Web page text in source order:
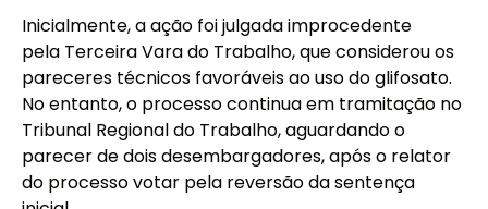
Inicialmente, a ação foi julgada improcedente
pela Terceira Vara do Trabalho, que considerou os
pareceres técnicos favoráveis ao uso do glifosato.
No entanto, o processo continua em tramitação no
Tribunal Regional do Trabalho, aguardando o
parecer de dois desembargadores, após o relator
do processo votar pela reversão da sentença